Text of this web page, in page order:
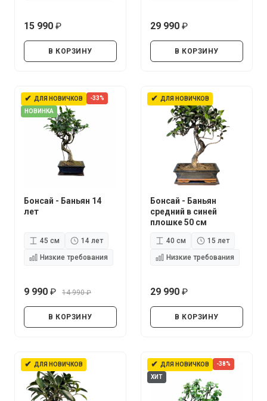
15 990
В КОРЗИНУ
29 990
В КОРЗИНУ
✔ ДЛЯ НОВИЧКОВ
-33%
НОВИНКА
Бонсай - Баньян 14
лет
45 см
14 лет
Низкие требования
9 990
14 990
В КОРЗИНУ
✔ ДЛЯ НОВИЧКОВ
Бонсай - Баньян
средний в синей
плошке 50 см
40 см
15 лет
Низкие требования
29 990
В КОРЗИНУ
✔ ДЛЯ НОВИЧКОВ ✔ ДЛЯ НОВИЧКОВ
-38%
ХИТ